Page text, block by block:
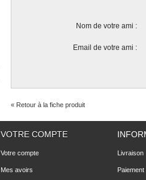
Nom de votre ami :
Email de votre ami :
« Retour à la fiche produit
VOTRE COMPTE
Votre compte
Mes avoirs
Livraison